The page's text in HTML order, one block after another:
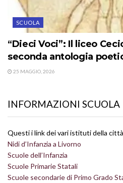
SCUOLA
“Dieci Voci”: Il liceo
seconda antologia
25 MAGGIO, 2026
INFORMAZIONI SCUOLA
Questi i link dei vari istituti della
Nidi d’Infanzia a Livorno
Scuole dell’Infanzia
Scuole Primarie Statali
Scuole secondarie di Primo Grado